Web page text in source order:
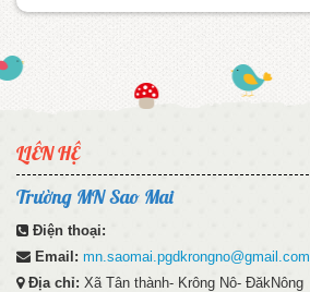
LIÊN HỆ
Trường MN Sao Mai
Điện thoại:
Email: mn.saomai.pgdkrongno@gmail.com
Địa chỉ: Xã Tân thành- Krông Nô- ĐăkNông